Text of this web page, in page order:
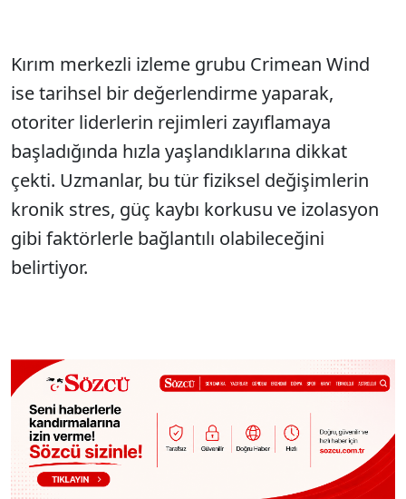
Kırım merkezli izleme grubu Crimean Wind
ise tarihsel bir değerlendirme yaparak,
otoriter liderlerin rejimleri zayıflamaya
başladığında hızla yaşlandıklarına dikkat
çekti. Uzmanlar, bu tür fiziksel değişimlerin
kronik stres, güç kaybı korkusu ve izolasyon
gibi faktörlerle bağlantılı olabileceğini
belirtiyor.